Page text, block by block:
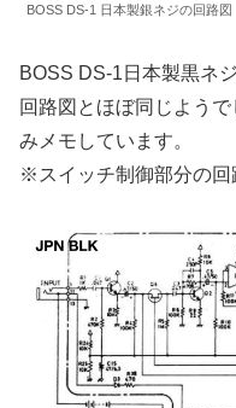
BOSS DS-1 日本製銀ネジの回路図
BOSS DS-1日本製黒ネ
回路図とほぼ同じよう
みメモしています。
※スイッチ制御部分の回